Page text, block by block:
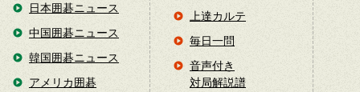
日本囲碁ニュース
中国囲碁ニュース
韓国囲碁ニュース
アメリカ囲碁
上達カルテ
毎日一問
音声付き
対局解説譜